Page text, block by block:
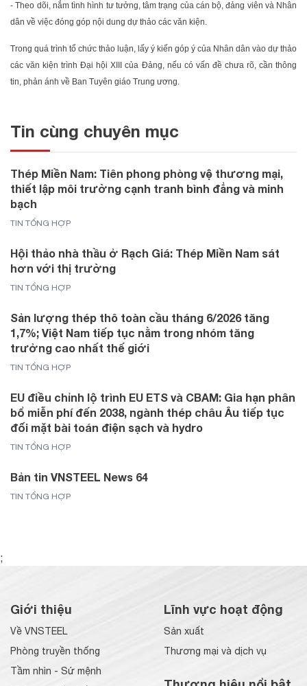
- Theo dõi, nắm tình hình tư tưởng, tâm trạng của cán bộ, đảng viên và Nhân
dân về việc đóng góp nội dung dự thảo các văn kiện.
Trong quá trình tổ chức thảo luận, lấy ý kiến góp ý của Nhân dân vào dự thảo
các văn kiện trình Đại hội XIII của Đảng, nếu có vấn đề chưa rõ, cần thông
tin, phản ánh về Ban Tuyên giáo Trung ương.
Tin cùng chuyên mục
Thép Miền Nam: Tiên phong phòng vệ thương mại,
thiết lập môi trường cạnh tranh bình đẳng và minh
bạch
TIN TỔNG HỢP
Hội thảo nhà thầu ở Rạch Giá: Thép Miền Nam sát
hơn với thị trường
TIN TỔNG HỢP
Sản lượng thép thô toàn cầu tháng 6/2026 tăng
1,7%; Việt Nam tiếp tục nằm trong nhóm tăng
trưởng cao nhất thế giới
TIN TỔNG HỢP
EU điều chỉnh lộ trình EU ETS và CBAM: Gia hạn phân
bổ miễn phí đến 2038, ngành thép châu Âu tiếp tục
đối mặt bài toán điện sạch và hydro
TIN TỔNG HỢP
Bản tin VNSTEEL News 64
TIN TỔNG HỢP
;
Giới thiệu
Về VNSTEEL
Phòng truyền thống
Tầm nhìn - Sứ mệnh
Lĩnh vực hoạt động
Sản xuất
Thương mại và dịch vụ